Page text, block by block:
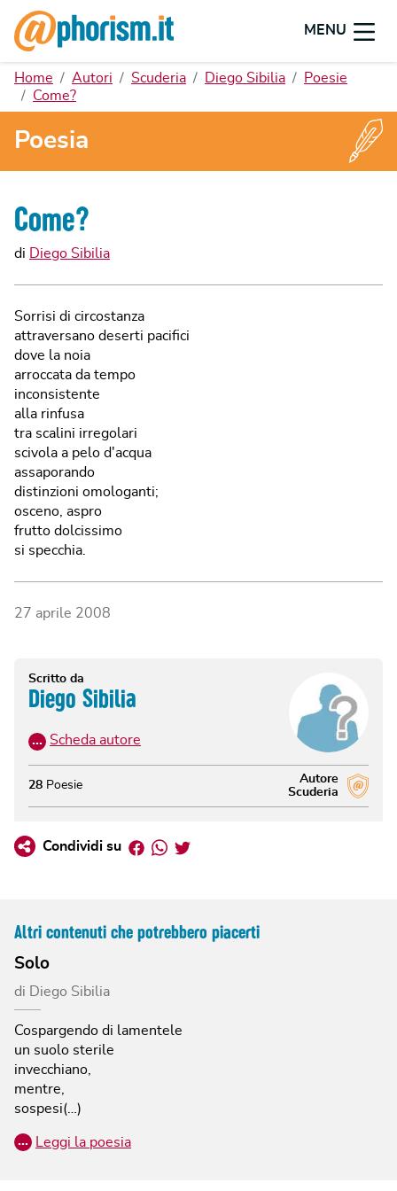
MENU
Home Autori Scuderia Diego Sibilia
Poesie
Come?
Poesia
Come?
di Diego Sibilia
Sorrisi di circostanza
attraversano deserti pacifici
dove la noia
arroccata da tempo
inconsistente
alla rinfusa
tra scalini irregolari
scivola a pelo d'acqua
assaporando
distinzioni omologanti;
osceno, aspro
frutto dolcissimo
si specchia.
27 aprile 2008
Scritto da
Diego Sibilia
… Scheda autore
Autore
Scuderia
28 Poesie
Condividi su Facebook
Whatsapp
Twitter
Altri contenuti che potrebbero piacerti
Solo
di Diego Sibilia
Cospargendo di lamentele
un suolo sterile
invecchiano,
mentre,
sospesi(…)
… Leggi la poesia